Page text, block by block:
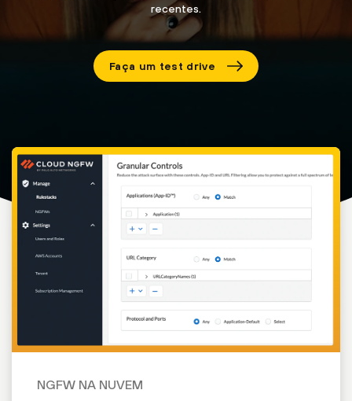
recentes.
Faça um test drive
NGFW NA NUVEM